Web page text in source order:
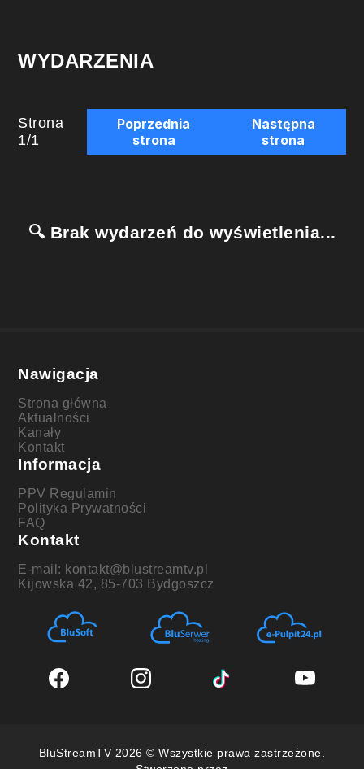
WYDARZENIA
Strona
1/1
Poprzednia
strona
Następna
strona
🔍 Brak wydarzeń do wyświetlenia...
Nawigacja
Strona główna
Aktualności
Kanały
Kontakt
Informacja
PPV Regulamin
Polityka Prywatności
FAQ
Kontakt
E-mail: kontakt@blustreamtv.pl
Kijowska 42, 85-703 Bydgoszcz
BluStreamTV 2026 © Wszystkie prawa zastrzeżone.